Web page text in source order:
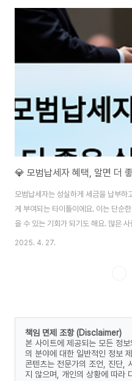
💎 모범납세자 혜택, 알면 더
모범납세자는 성실하게 세금을 납부하
게 부여되는 타이틀이에요. 이는 단순
을 수 있는 기회가 되기도 해요. 많은
적, 그리고 세무적인 다양한 혜택을 누
있어요. 그렇다면 모범납세자가 받는
금 할인 등이에요. 예를 들어,..
2025. 4. 27.
책임 면제 조항 (Disclaimer)
본 사이트에 제공되는 모든 정
의 분야에 대한 일반적인 정보
콘텐츠는 전문가의 조언, 진단,
지 않으며, 개인의 상황에 따라